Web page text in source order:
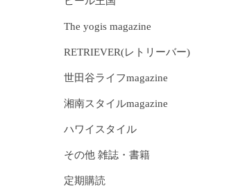
The yogis magazine
RETRIEVER(レトリーバー)
世田谷ライフmagazine
湘南スタイルmagazine
ハワイスタイル
その他 雑誌・書籍
定期購読